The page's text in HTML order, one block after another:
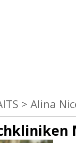
> Alina